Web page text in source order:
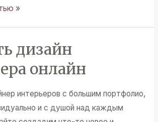
»
дизайн
онлайн
интерьеров с большим портфолио,
и с душой над каждым